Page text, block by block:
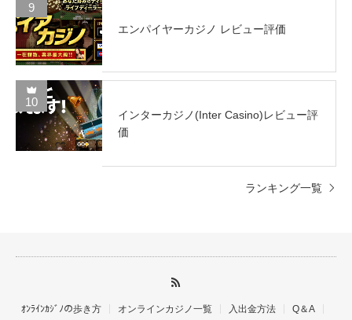
9
エンパイヤーカジノ レビュー評価
10
インターカジノ(Inter Casino)レビュー評
価
ランキング一覧
ｵﾝﾗｲﾝｶｼﾞﾉの歩き方 オンラインカジノ一覧 入出金方法
Q＆A